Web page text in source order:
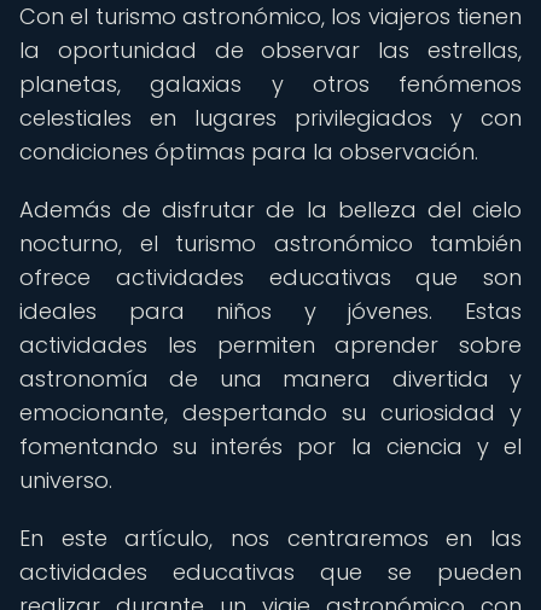
Con el turismo astronómico, los viajeros tienen
la oportunidad de observar las estrellas,
planetas, galaxias y otros fenómenos
celestiales en lugares privilegiados y con
condiciones óptimas para la observación.
Además de disfrutar de la belleza del cielo
nocturno, el turismo astronómico también
ofrece actividades educativas que son
ideales para niños y jóvenes. Estas
actividades les permiten aprender sobre
astronomía de una manera divertida y
emocionante, despertando su curiosidad y
fomentando su interés por la ciencia y el
universo.
En este artículo, nos centraremos en las
actividades educativas que se pueden